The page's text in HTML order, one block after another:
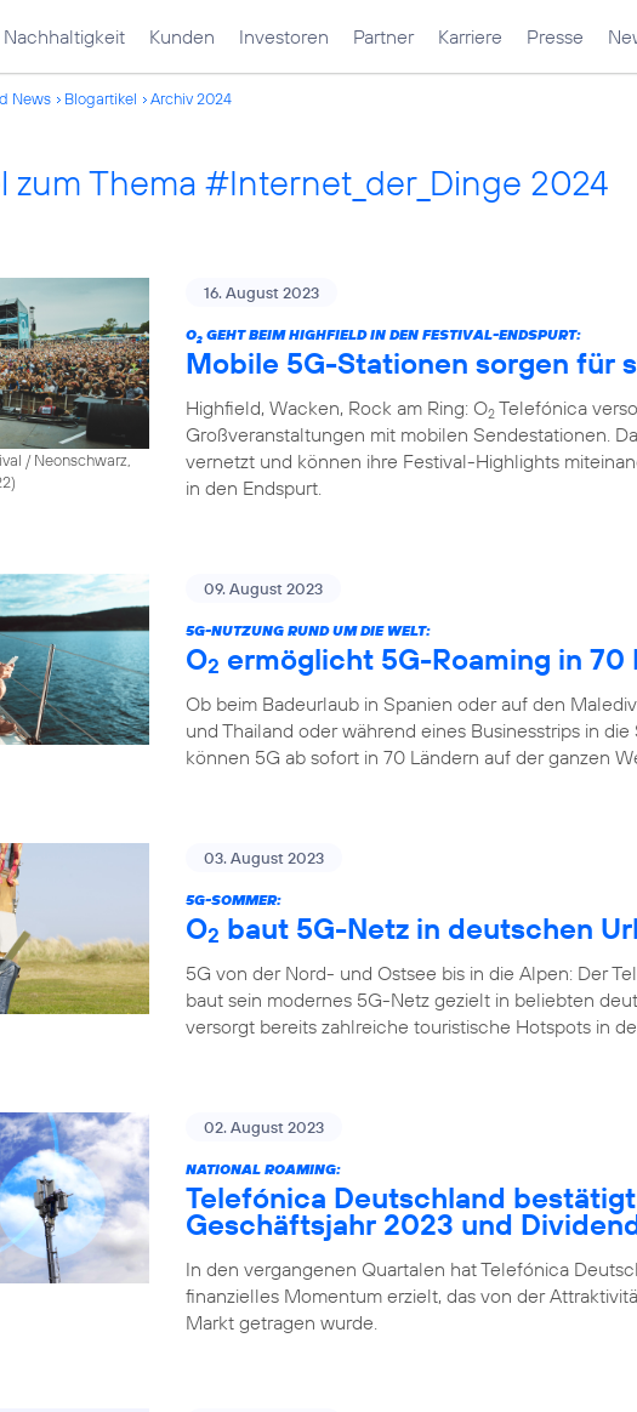
Nachhaltigkeit Kunden Investoren Partner Karriere Presse
News Blogartikel Archiv 2024
zum Thema #Internet_der_Dinge 2024
/ Neonschwarz,
16. August 2023
O2 GEHT BEIM HIGHFIELD IN DEN FESTIVAL-ENDSPURT:
Mobile 5G-Stationen sorgen für
Highfield, Wacken, Rock am Ring: O2 Telefónica
Großveranstaltungen mit mobilen Sendestationen.
vernetzt und können ihre Festival-Highlights
in den Endspurt.
09. August 2023
5G-NUTZUNG RUND UM DIE WELT:
O2 ermöglicht 5G-Roaming in 70
Ob beim Badeurlaub in Spanien oder auf den
und Thailand oder während eines Businesstrips in
können 5G ab sofort in 70 Ländern auf der ganzen
03. August 2023
5G-SOMMER:
O2 baut 5G-Netz in deutschen
5G von der Nord- und Ostsee bis in die Alpen: Der
baut sein modernes 5G-Netz gezielt in beliebten
versorgt bereits zahlreiche touristische Hotspots in
02. August 2023
NATIONAL ROAMING:
Telefónica Deutschland
Geschäftsjahr 2023 und
In den vergangenen Quartalen hat Telefónica
finanzielles Momentum erzielt, das von der
Markt getragen wurde.